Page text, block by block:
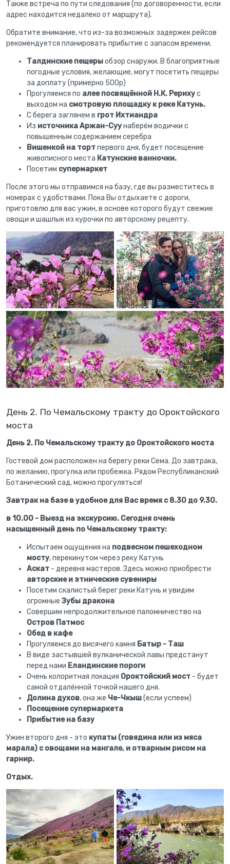
Также встреча по пути следования (по договоренности, если
адрес находится недалеко от маршрута).
Обратите внимание, что из-за возможных задержек рейсов
рекомендуется планировать прибытие с запасом времени.
Талдинские пещерыобзор снаружи. В благоприятные
погодные условия, желающие, могут посетить пещеры
за доплату (примерно 500р)
Прогуляемся по алее посвящённой Н.К. Рерихус
выходом на смотровую площадку к реке Катунь.
С берега заглянем в грот Ихтиандра
Из источника Аржан-Суунаберём водички с
повышенным содержанием серебра
Вишенкой на тортпервого дня, будет посещение
живописного места Катунские ванночки.
Посетим супермаркет
После этого мы отправимся на базу, где вы разместитесь в
номерах с удобствами. Пока Вы отдыхаете с дороги,
приготовлю для вас ужин, в основе которого будут свежие
овощи и шашлык из курочки по авторскому рецепту.
День 2. По Чемальскому тракту до Ороктойского
моста
День 2. По Чемальскому тракту до Ороктойского моста
Гостевой дом расположен на берегу реки Сема. До завтрака,
по желанию, прогулка или пробежка. Рядом Республиканский
Ботанический сад, можно прогуляться!
Завтрак на базе в удобное для Вас время с 8.30 до 9.30.
в 10.00 - Выезд на экскурсию. Сегодня очень
насыщенный день по Чемальскому тракту:
Испытаем ощущения на подвесном пешеходном
мосту, перекинутом через реку Катунь
Аскат - деревня мастеров. Здесь можно приобрести
авторские и этнические сувениры
Посетим скалистый берег реки Катунь и увидим
огромные Зубы дракона
Совершим непродолжительное паломничество на
Остров Патмос
Обед в кафе
Прогуляемся до висячего камня Батыр - Таш
В виде застывшей вулканической лавы предстанут
перед нами Еландинские пороги
Очень колоритная локация Ороктойский мост - будет
самой отдалённой точкой нашего дня.
Долина духов, она же Че-Чкыш(если успеем)
Посещение супермаркета
Прибытие на базу
Ужин второго дня - это купаты (говядина или из мяса
марала) с овощами на мангале, и отварным рисом на
гарнир.
Отдых.